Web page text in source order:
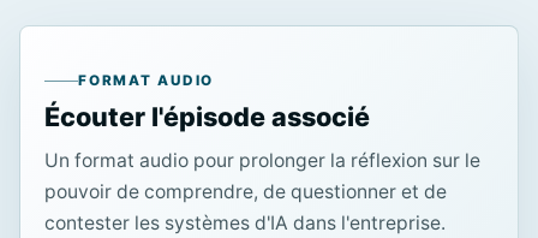
FORMAT AUDIO
Écouter l'épisode associé
Un format audio pour prolonger la réflexion sur le
pouvoir de comprendre, de questionner et de
contester les systèmes d'IA dans l'entreprise.